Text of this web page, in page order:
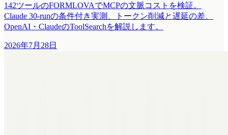
142ツールのFORMLOVAでMCPの文脈コストを検証。
Claude 30-runの条件付き実測、トークン削減と遅延の差、
OpenAI・ClaudeのToolSearchを解説します。
2026年7月28日